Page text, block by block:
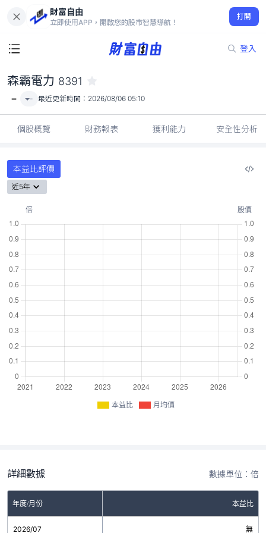
財富自由
立即使用APP，開啟您的股市智慧導航！
打開
登入
-
森霸電力 8391
- - 最近更新時間： 2026/08/06 05:10
個股概覽 財務報表 獲利能力 安全性分析
本益比評價
近5年
本益比 月均價
詳細數據 數據單位：倍
年度/月份 本益比
2026/07 無